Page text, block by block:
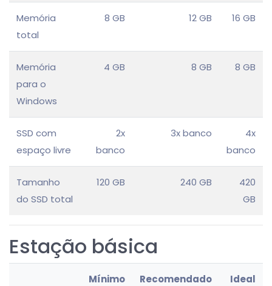
Memória
total
8 GB 12 GB 16 GB
Memória
para o
Windows
4 GB 8 GB 8 GB
SSD com
espaço livre
2x
banco
3x banco
4x
banco
Tamanho
do SSD total
120 GB 240 GB
420
GB
Estação básica
Mínimo Recomendado Ideal